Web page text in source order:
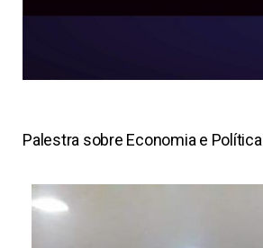
Palestra sobre Economia e Política